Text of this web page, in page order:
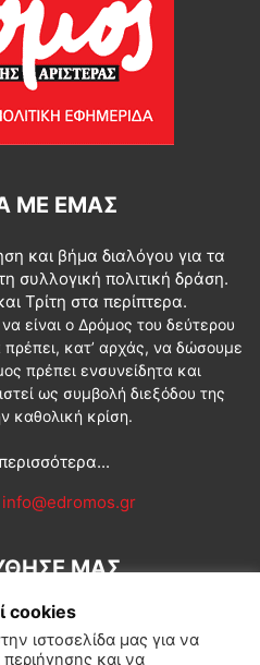
ΜΕ ΕΜΆΣ
και βήμα διαλόγου για τα
συλλογική πολιτική δράση.
Τρίτη στα περίπτερα.
είναι ο Δρόμος του δεύτερου
κατ’ αρχάς, να δώσουμε
πρέπει ενσυνείδητα και
ως συμβολή διεξόδου της
καθολική κρίση.
info@edromos.gr
ΜΑΣ
cookies
ιστοσελίδα μας για να
και να